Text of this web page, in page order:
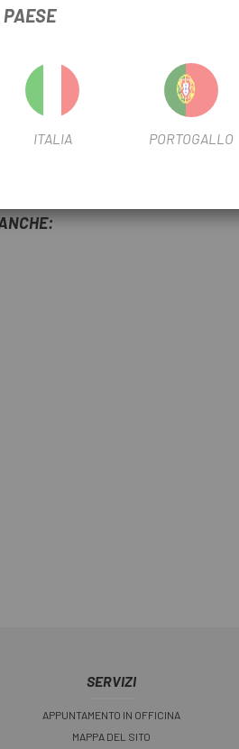
LARGHEZZA DELLA BARRA DEL FILTRO
PRODOTTO
SERVIZI
APPUNTAMENTO IN OFFICINA
MAPPA DEL SITO
ITALIA PORTOGALLO